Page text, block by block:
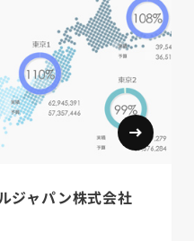
ジャパン株式会社